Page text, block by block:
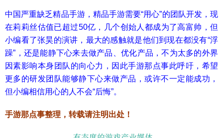
中国严重缺乏精品手游，精品手游需要“用心”的团队开发，现
在莉莉丝估值已超过50亿，几个创始人都成为了高富帅，但
小编看了张昊的演讲，最大的感触就是他们到现在都没有“浮
躁”，还是能静下心来去做产品、优化产品，不为太多的外界
因素影响本身团队的向心力，因此手游那点事此呼吁，希望
更多的研发团队能够静下心来做产品，或许不一定能成功，
但小编相信用心的人不会“后悔”。
手游那点事整理，转载请注明出处！